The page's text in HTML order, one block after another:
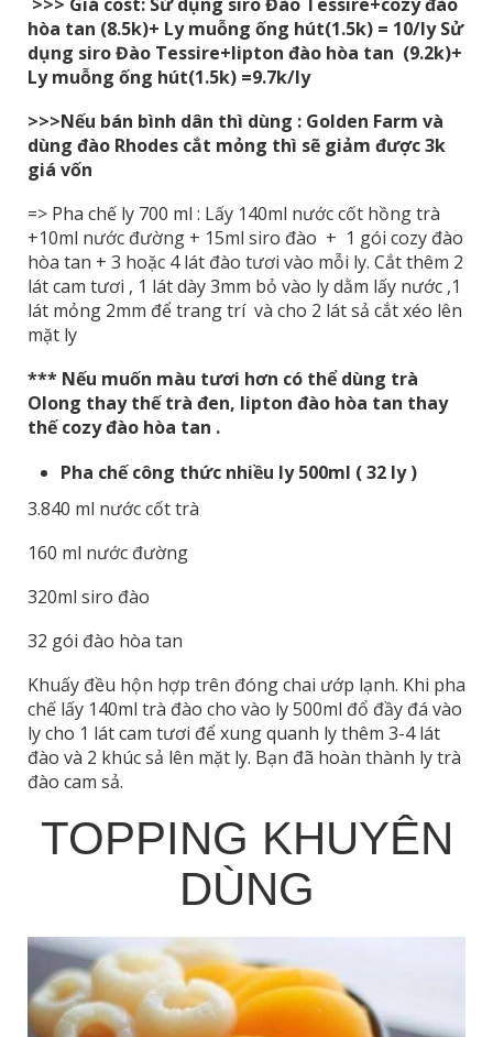
hòa tan (8.5k)+ Ly muỗng ống hút(1.5k) = 10/ly Sử
dụng siro Đào Tessire+lipton đào hòa tan (9.2k)+
Ly muỗng ống hút(1.5k) =9.7k/ly
>>>Nếu bán bình dân thì dùng : Golden Farm và
dùng đào Rhodes cắt mỏng thì sẽ giảm được 3k
giá vốn
=> Pha chế ly 700 ml : Lấy 140ml nước cốt hồng trà
+10ml nước đường + 15ml siro đào + 1 gói cozy đào
hòa tan + 3 hoặc 4 lát đào tươi vào mỗi ly. Cắt thêm 2
lát cam tươi , 1 lát dày 3mm bỏ vào ly dằm lấy nước ,1
lát mỏng 2mm để trang trí và cho 2 lát sả cắt xéo lên
mặt ly
*** Nếu muốn màu tươi hơn có thể dùng trà
Olong thay thế trà đen, lipton đào hòa tan thay
thế cozy đào hòa tan .
Pha chế công thức nhiều ly 500ml ( 32 ly )
3.840 ml nước cốt trà
160 ml nước đường
320ml siro đào
32 gói đào hòa tan
Khuấy đều hộn hợp trên đóng chai ướp lạnh. Khi pha
chế lấy 140ml trà đào cho vào ly 500ml đổ đầy đá vào
ly cho 1 lát cam tươi để xung quanh ly thêm 3-4 lát
đào và 2 khúc sả lên mặt ly. Bạn đã hoàn thành ly trà
đào cam sả.
TOPPING KHUYÊN
DÙNG